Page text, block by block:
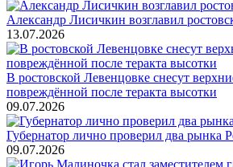
Александр Лисичкин возглавил
13.07.2026
В ростовской Левенцовке снесут
повреждённой после теракта высотки
09.07.2026
Губернатор лично проверил два рынка
09.07.2026